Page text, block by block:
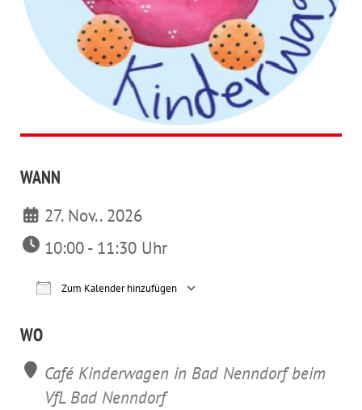
WANN
27. Nov.. 2026
10:00 - 11:30 Uhr
Zum Kalender hinzufügen
WO
Café Kinderwagen in Bad Nenndorf beim
VfL Bad Nenndorf